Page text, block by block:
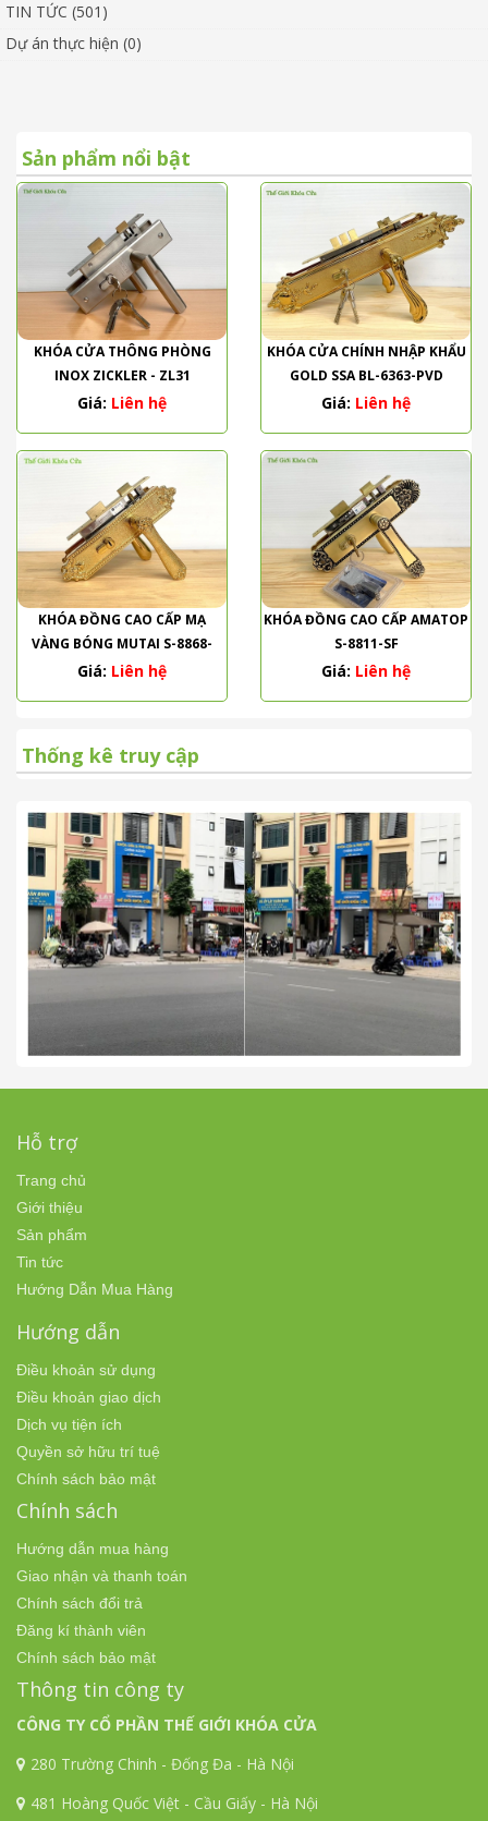
TIN TỨC (501)
Dự án thực hiện (0)
Sản phẩm nổi bật
KHÓA CỬA THÔNG PHÒNG
INOX ZICKLER - ZL31
Giá: Liên hệ
KHÓA CỬA CHÍNH NHẬP KHẨU
GOLD SSA BL-6363-PVD
Giá: Liên hệ
KHÓA ĐỒNG CAO CẤP MẠ
VÀNG BÓNG MUTAI S-8868-
PVD
Giá: Liên hệ
KHÓA ĐỒNG CAO CẤP AMATOP
S-8811-SF
Giá: Liên hệ
Thống kê truy cập
Hỗ trợ
Trang chủ
Giới thiệu
Sản phẩm
Tin tức
Hướng Dẫn Mua Hàng
Hướng dẫn
Điều khoản sử dụng
Điều khoản giao dịch
Dịch vụ tiện ích
Quyền sở hữu trí tuệ
Chính sách bảo mật
Chính sách
Hướng dẫn mua hàng
Giao nhận và thanh toán
Chính sách đổi trả
Đăng kí thành viên
Chính sách bảo mật
Thông tin công ty
CÔNG TY CỔ PHẦN THẾ GIỚI KHÓA CỬA
280 Trường Chinh - Đống Đa - Hà Nội
481 Hoàng Quốc Việt - Cầu Giấy - Hà Nội